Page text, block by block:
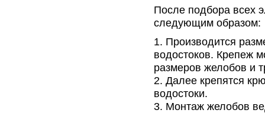
После подбора всех
следующим образом:
Производится
водостоков. Крепеж
размеров желобов и
Далее крепятся
водостоки.
Монтаж желобов